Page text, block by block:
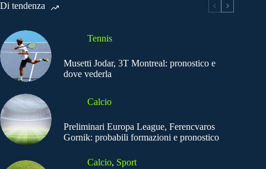
Di tendenza
Tennis
Musetti Jodar, 3T Montreal: pronostico e
dove vederla
Calcio
Preliminari Europa League, Ferencvaros
Gornik: probabili formazioni e pronostico
Calcio, Sport